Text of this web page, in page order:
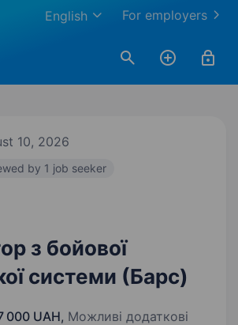
For employers
English
10, 2026
by 1 job seeker
з бойової
системи (Барс)
000 UAH, Можливі додаткові